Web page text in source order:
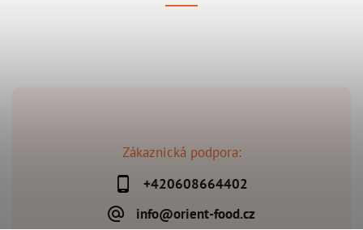
Zákaznická podpora:
+420608664402
info@orient-food.cz